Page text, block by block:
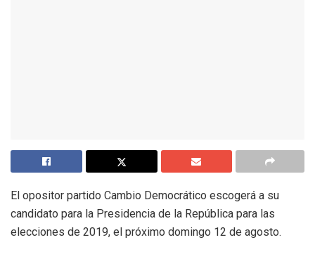
El opositor partido Cambio Democrático escogerá a su
candidato para la Presidencia de la República para las
elecciones de 2019, el próximo domingo 12 de agosto.